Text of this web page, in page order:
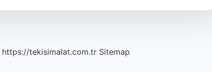
https://tekisimalat.com.tr Sitemap